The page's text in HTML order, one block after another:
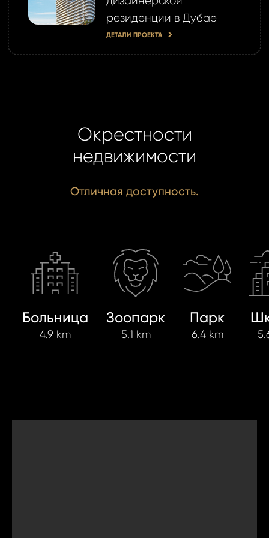
резиденции в Дубае
ДЕТАЛИ ПРОЕКТА
Окрестности
недвижимости
Отличная доступность.
Больница
4.9 km
Зоопарк
5.1 km
Парк
6.4 km